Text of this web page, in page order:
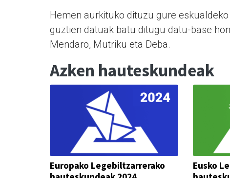
Hemen aurkituko dituzu gure
guztien datuak batu ditugu datu-base
Mendaro, Mutriku eta Deba.
Azken hauteskundeak
Europako Legebiltzarrerako
Eusko